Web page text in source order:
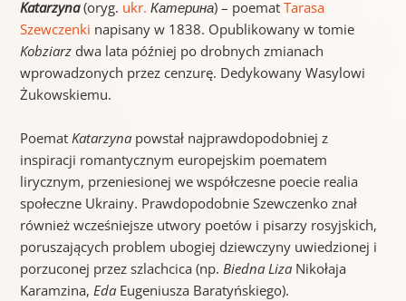
Katarzyna(oryg. ukr. Катерина) – poemat Tarasa
Szewczenki napisany w 1838. Opublikowany w tomie
Kobziarzdwa lata później po drobnych zmianach
wprowadzonych przez cenzurę. Dedykowany Wasylowi
Żukowskiemu.
Poemat Katarzynapowstał najprawdopodobniej z
inspiracji romantycznym europejskim poematem
lirycznym, przeniesionej we współczesne poecie realia
społeczne Ukrainy. Prawdopodobnie Szewczenko znał
również wcześniejsze utwory poetów i pisarzy rosyjskich,
poruszających problem ubogiej dziewczyny uwiedzionej i
porzuconej przez szlachcica (np. Biedna LizaNikołaja
Karamzina, EdaEugeniusza Baratyńskiego).